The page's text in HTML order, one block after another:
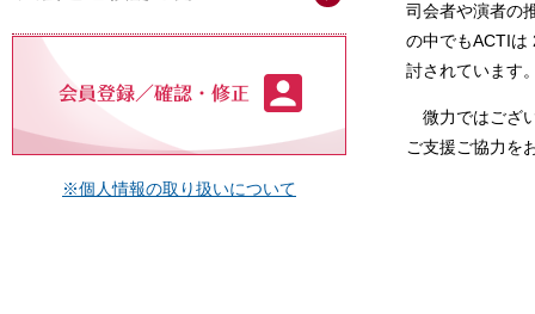
※個人情報の取り扱いについて
司会者や演者の
の中でもACTIは
討されています
微力ではござ
ご支援ご協力を